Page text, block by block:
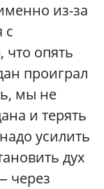
из-за
с
опять
проиграл
мы не
и терять
усилить
дух
через